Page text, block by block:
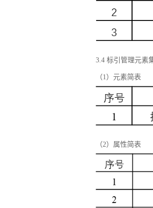
3.4 标引管理元素
（1）元素简表
（2）属性简表